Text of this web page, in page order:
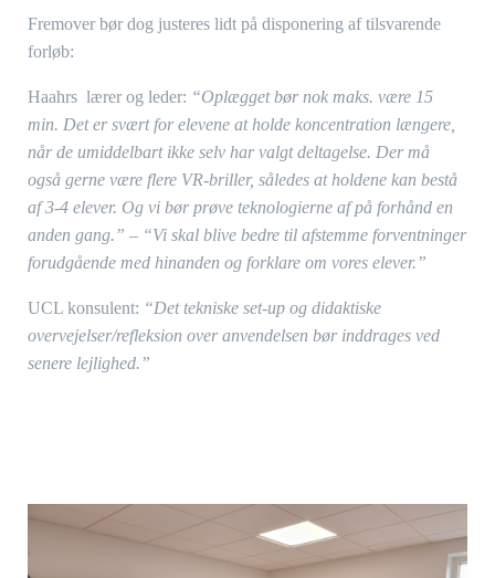
Fremover bør dog justeres lidt på disponering af tilsvarende
forløb:
Haahrs lærer og leder: “Oplægget bør nok maks. være 15
min. Det er svært for elevene at holde koncentration længere,
når de umiddelbart ikke selv har valgt deltagelse. Der må
også gerne være flere VR-briller, således at holdene kan bestå
af 3-4 elever. Og vi bør prøve teknologierne af på forhånd en
anden gang.” – “Vi skal blive bedre til afstemme forventninger
forudgående med hinanden og forklare om vores elever.”
UCL konsulent: “Det tekniske set-up og didaktiske
overvejelser/refleksion over anvendelsen bør inddrages ved
senere lejlighed.”